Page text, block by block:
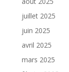
juillet 2025
juin 2025
avril 2025
mars 2025